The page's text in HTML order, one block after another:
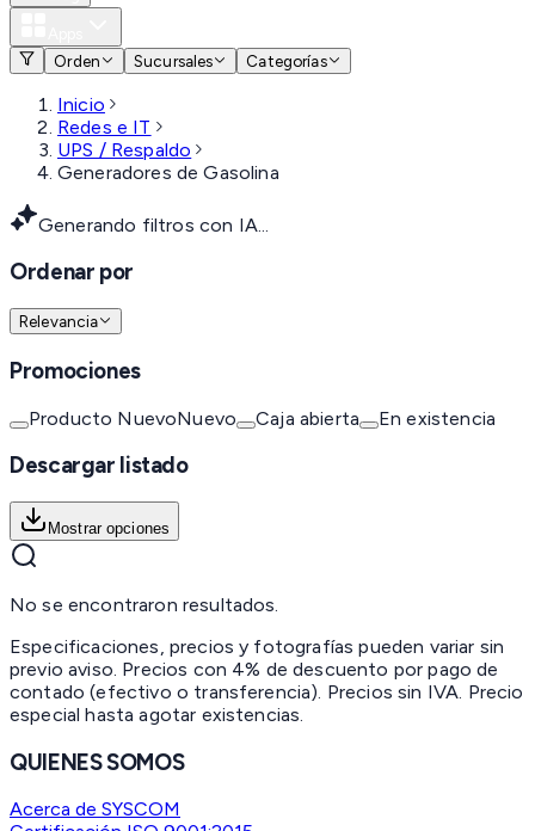
Orden
Sucursales Categorías
Inicio
Redes e IT
UPS / Respaldo
Generadores de Gasolina
Generando filtros con IA...
Ordenar por
Relevancia
Promociones
Producto NuevoNuevo Caja abierta En existencia
Descargar listado
Mostrar opciones
No se encontraron resultados.
Especificaciones, precios y fotografías pueden variar sin
previo aviso. Precios con 4% de descuento por pago de
contado (efectivo o transferencia). Precios sin IVA. Precio
especial hasta agotar existencias.
QUIENES SOMOS
Acerca de SYSCOM